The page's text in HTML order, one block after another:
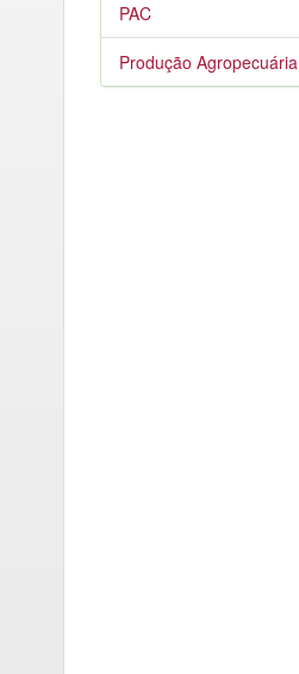
PAC
Produção Agropecuária